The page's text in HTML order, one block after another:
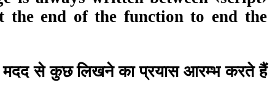
the end of the function to end the
मदद से कुछ लिखने का प्रयास आरम्भ करते हैं